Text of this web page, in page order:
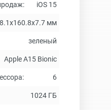
iOS 15
мм
зеленый
Apple A15 Bionic
6
1024 ГБ